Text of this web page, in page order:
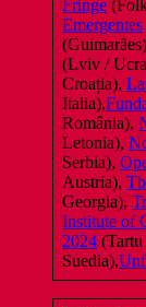
Fringe
Emergentes
(Lviv /
Croația),
Italia),
România),
Letonia),
Serbia),
Austria),
Georgia),
Institute of
2024 (Tartu
Suedia),